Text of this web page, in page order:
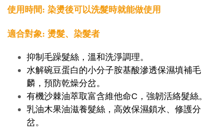
使用時間: 染燙後可以洗髮時就能做使用
適合對象: 燙髮、染髮者
抑制毛躁髮絲，溫和洗淨調理。
水解碗豆蛋白的小分子胺基酸滲透保濕填補毛
麟，預防乾燥分岔。
有機沙棘油萃取富含維他命C，強韌活絡髮絲。
乳油木果油滋養髮絲，高效保濕鎖水、修護分
岔。